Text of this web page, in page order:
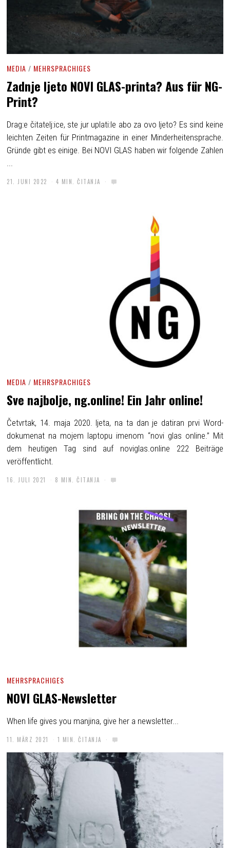
MEDIA / MEHRSPRACHIGES
Zadnje ljeto NOVI GLAS-printa? Aus für NG-
Print?
Drag:e čitatelj:ice, ste jur uplati:le abo za ovo ljeto? Es sind keine
leichten Zeiten für Printmagazine in einer Minderheitensprache.
Gründe gibt es einige. Bei NOVI GLAS haben wir folgende Zahlen
21. JUNI 2022 4 MIN. ČITANJA
MEDIA / MEHRSPRACHIGES
Sve najbolje, ng.online! Ein Jahr online!
Četvrtak, 14. maja 2020. ljeta, na ta dan je datiran prvi Word-
dokumenat na mojem laptopu imenom “novi glas online.” Mit
dem heutigen Tag sind auf noviglas.online 222 Beiträge
veröffentlicht.
16. JULI 2021 8 MIN. ČITANJA
MEHRSPRACHIGES
NOVI GLAS-Newsletter
When life gives you manjina, give her a newsletter...
11. MÄRZ 2021 1 MIN. ČITANJA